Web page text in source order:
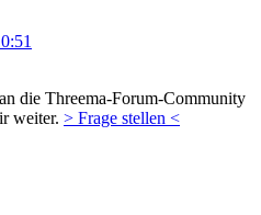
die Threema-Forum-Community
weiter. > Frage stellen <